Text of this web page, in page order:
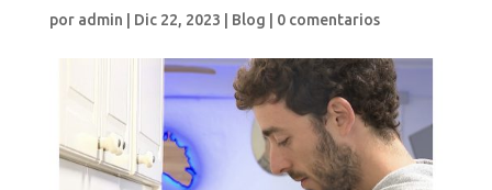
por admin Dic 22, 2023 Blog 0 comentarios